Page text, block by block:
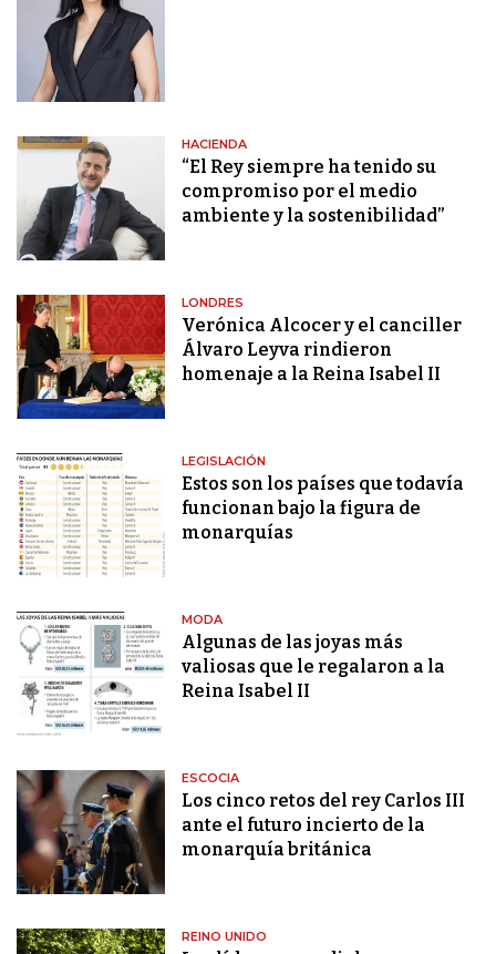
HACIENDA
“El Rey siempre ha tenido su
compromiso por el medio
ambiente y la sostenibilidad”
LONDRES
Verónica Alcocer y el canciller
Álvaro Leyva rindieron
homenaje a la Reina Isabel II
LEGISLACIÓN
Estos son los países que todavía
funcionan bajo la figura de
monarquías
MODA
Algunas de las joyas más
valiosas que le regalaron a la
Reina Isabel II
ESCOCIA
Los cinco retos del rey Carlos III
ante el futuro incierto de la
monarquía británica
REINO UNIDO